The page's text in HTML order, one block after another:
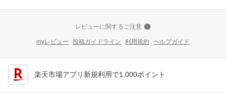
レビューに関するご注意
myレビュー 投稿ガイドライン 利用規約 ヘルプガイド
楽天市場アプリ新規利用で1,000ポイント